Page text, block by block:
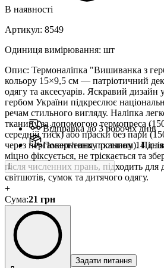
В наявності
Артикул: 8549
Одиниця вимірювання: шт
Опис: Термоналіпка "Вишиванка з
кольору 15×9,5 см — патріотичний
одягу та аксесуарів. Яскравий дизайн
гербом України підкреслює
речам стильного вигляду. Наліпка
тканину за допомогою термопреса
середній тиск) або праски без пари
через пергамент/тонку тканину).
міцно фіксується, не тріскається та
після численних прань, підходить для
світшотів, сумок та дитячого одягу.
Відправка до 3 робочіх днів
Повернення протягом 14 днів
-
+
Сума:21 грн
Задати питання